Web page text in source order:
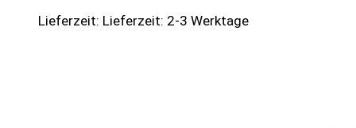
Lieferzeit: Lieferzeit: 2-3 Werktage